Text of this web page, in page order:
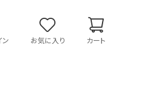
お気に入り カート